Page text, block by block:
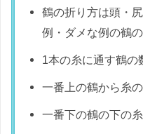
鶴の折り方は頭・
例・ダメな例の鶴の
1本の糸に通す鶴の
一番上の鶴から糸
一番下の鶴の下の